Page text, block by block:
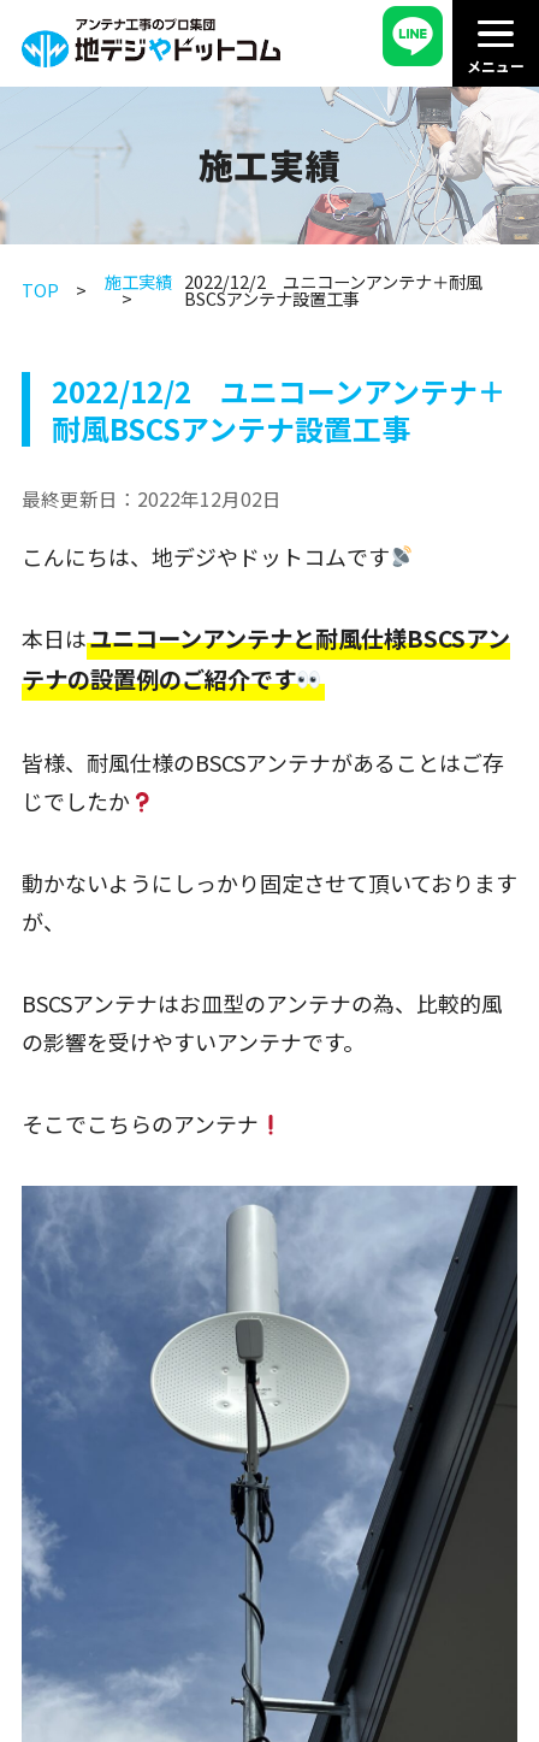
施工実績
TOP 施工実績 2022/12/2 ユニコーンアンテナ＋耐風
BSCSアンテナ設置工事
2022/12/2 ユニコーンアンテナ＋
耐風BSCSアンテナ設置工事
最終更新日： 2022年12月02日
こんにちは、地デジやドットコムです
本日はユニコーンアンテナと耐風仕様BSCSアン
テナの設置例のご紹介です
皆様、耐風仕様のBSCSアンテナがあることはご存
じでしたか
動かないようにしっかり固定させて頂いております
が、
BSCSアンテナはお皿型のアンテナの為、比較的風
の影響を受けやすいアンテナです。
そこでこちらのアンテナ